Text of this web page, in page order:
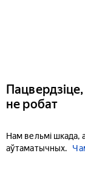
не робат
Нам вельмі шкада,
аўтаматычных.